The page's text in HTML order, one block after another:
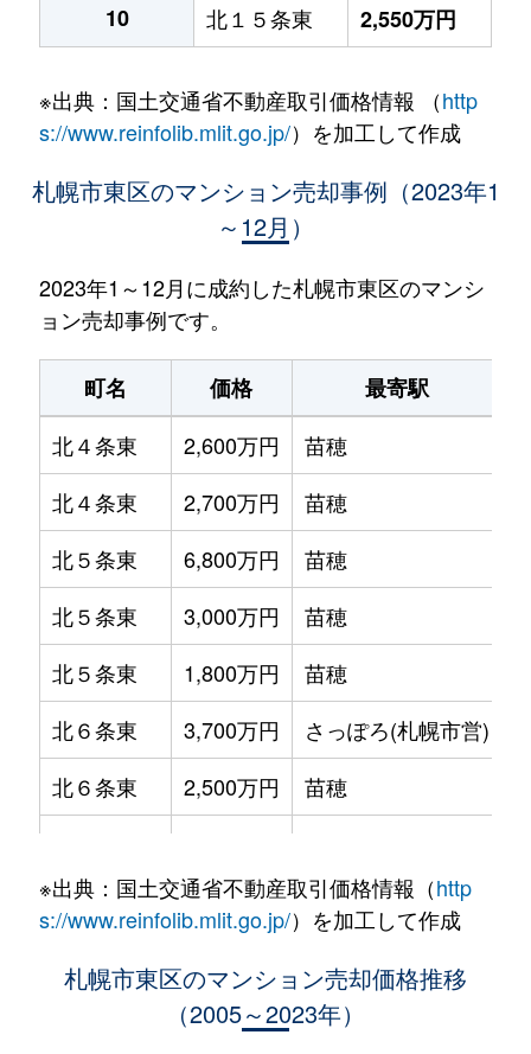
10
北１５条東 2,550万円
※出典：国土交通省不動産取引価格情報 （http
s://www.reinfolib.mlit.go.jp/）を加工して作成
札幌市東区のマンション売却事例（2023年1
～12月）
2023年1～12月に成約した札幌市東区のマンシ
ョン売却事例です。
町名 価格 最寄駅
北４条東
2,600万円 苗穂
北４条東
2,700万円 苗穂
北５条東
6,800万円 苗穂
北５条東
3,000万円 苗穂
北５条東
1,800万円 苗穂
北６条東
3,700万円 さっぽろ(札幌市営)
北６条東
2,500万円 苗穂
北６条東
3,400万円 東区役所前
3,700万円 東区役所前
※出典：国土交通省不動産取引価格情報（http
s://www.reinfolib.mlit.go.jp/）を加工して作成
札幌市東区のマンション売却価格推移
（2005～2023年）